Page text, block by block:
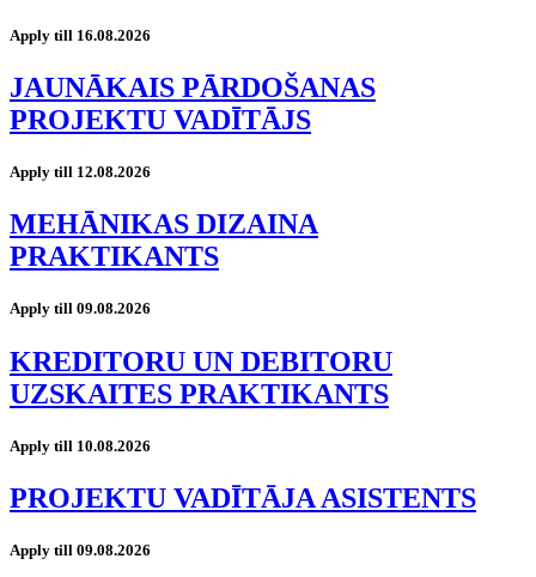
Apply till 16.08.2026
JAUNĀKAIS PĀRDOŠANAS
PROJEKTU VADĪTĀJS
Apply till 12.08.2026
MEHĀNIKAS DIZAINA
PRAKTIKANTS
Apply till 09.08.2026
KREDITORU UN DEBITORU
UZSKAITES PRAKTIKANTS
Apply till 10.08.2026
PROJEKTU VADĪTĀJA ASISTENTS
Apply till 09.08.2026